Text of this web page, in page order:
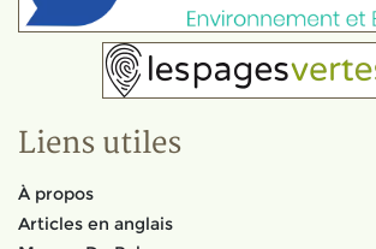
Liens utiles
À propos
Articles en anglais